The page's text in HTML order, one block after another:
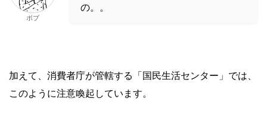
ボブ
の。。
加えて、消費者庁が管轄する「国民生活センター」では、
このように注意喚起しています。